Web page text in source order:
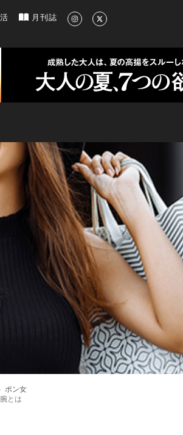
練されたライフスタイル情報
月刊誌
ポン女
とは